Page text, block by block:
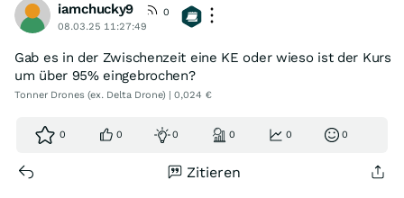
iamchucky9
0
08.03.25 11:27:49
Gab es in der Zwischenzeit eine KE oder wieso ist der Kurs
um über 95% eingebrochen?
Tonner Drones (ex. Delta Drone) | 0,024 €
0 0 0 0 0 0
Zitieren